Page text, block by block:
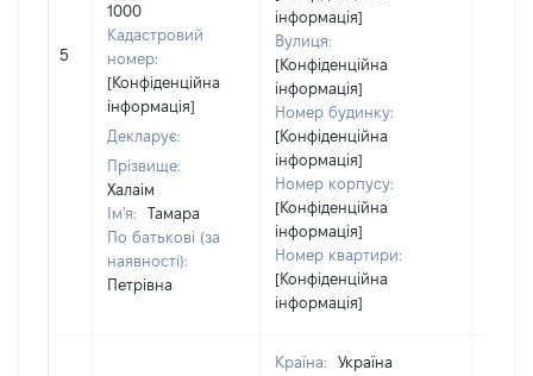
5
1000
Кадастровий
номер:
[Конфіденційна
інформація]
Декларує:
Прізвище:
Халаім
Ім'я:
Тамара
По батькові (за
наявності):
Петрівна
інформація]
Вулиця:
[Конфіденційна
інформація]
Номер будинку:
[Конфіденційна
інформація]
Номер корпусу:
[Конфіденційна
інформація]
Номер квартири:
[Конфіденційна
інформація]
Країна:
Україна